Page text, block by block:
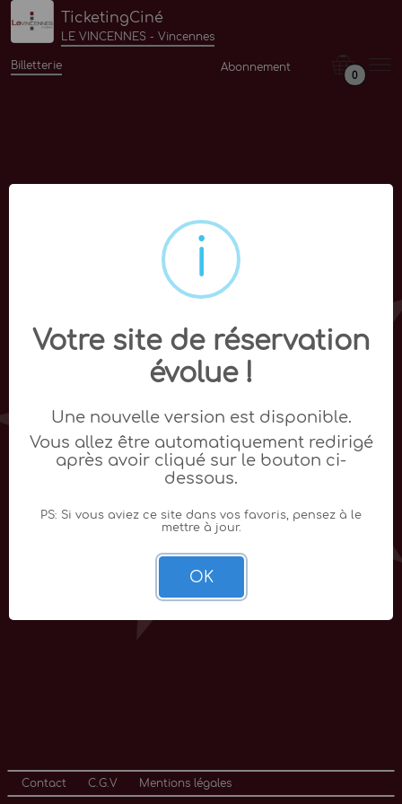
TicketingCiné
LE VINCENNES - Vincennes
Billetterie Abonnement
0
Contact C.G.V Mentions légales
Votre site de réservation
évolue !
Une nouvelle version est disponible.
Vous allez être automatiquement redirigé
après avoir cliqué sur le bouton ci-
dessous.
PS: Si vous aviez ce site dans vos favoris, pensez à le
mettre à jour.
OK